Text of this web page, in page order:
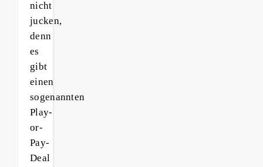
nicht
jucken,
denn
es
gibt
einen
sogenannten
Play-
or-
Pay-
Deal